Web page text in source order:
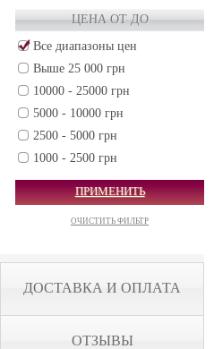
ЦЕНА ОТ ДО
Все диапазоны цен
Выше 25 000 грн
10000 - 25000 грн
5000 - 10000 грн
2500 - 5000 грн
1000 - 2500 грн
500 - 1000 грн
250 - 500 грн
50 - 250 грн
ПРИМЕНИТЬ
ОЧИСТИТЬ ФИЛЬТР
ДОСТАВКА И ОПЛАТА
ОТЗЫВЫ